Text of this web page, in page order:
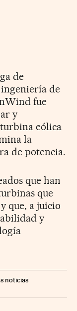
de
de
fue
y
eólica
la
de potencia.
que han
que
que, a juicio
y
noticias